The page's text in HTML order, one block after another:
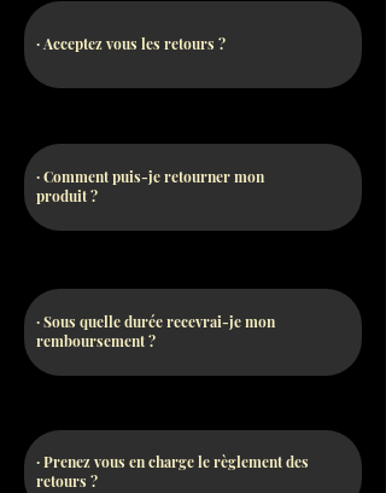
· Acceptez vous les retours ?
· Comment puis-je retourner mon
produit ?
· Sous quelle durée recevrai-je mon
remboursement ?
· Prenez vous en charge le règlement des
retours ?